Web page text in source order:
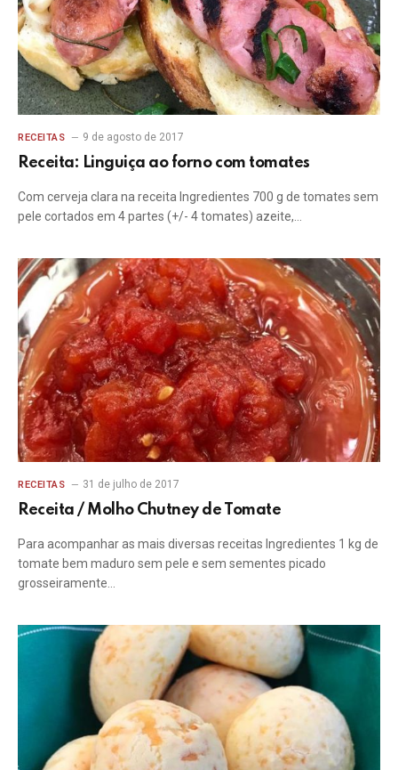
RECEITAS 9 de agosto de 2017
Receita: Linguiça ao forno com tomates
Com cerveja clara na receita Ingredientes 700 g de tomates sem
pele cortados em 4 partes (+/- 4 tomates) azeite,…
RECEITAS 31 de julho de 2017
Receita / Molho Chutney de Tomate
Para acompanhar as mais diversas receitas Ingredientes 1 kg de
tomate bem maduro sem pele e sem sementes picado
grosseiramente…